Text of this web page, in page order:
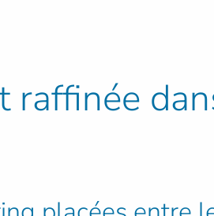
raffinée